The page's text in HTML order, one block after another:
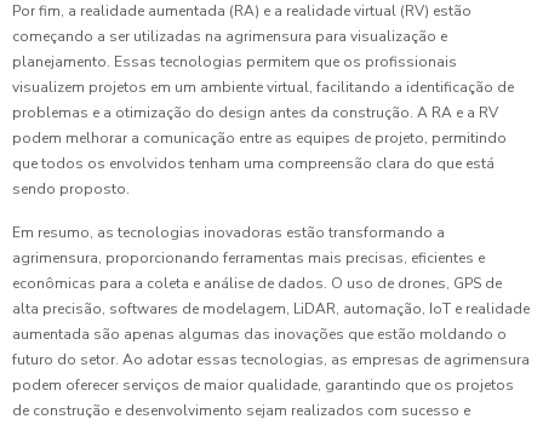
Por fim, a realidade aumentada (RA) e a realidade virtual (RV) estão
começando a ser utilizadas na agrimensura para visualização e
planejamento. Essas tecnologias permitem que os profissionais
visualizem projetos em um ambiente virtual, facilitando a identificação de
problemas e a otimização do design antes da construção. A RA e a RV
podem melhorar a comunicação entre as equipes de projeto, permitindo
que todos os envolvidos tenham uma compreensão clara do que está
sendo proposto.
Em resumo, as tecnologias inovadoras estão transformando a
agrimensura, proporcionando ferramentas mais precisas, eficientes e
econômicas para a coleta e análise de dados. O uso de drones, GPS de
alta precisão, softwares de modelagem, LiDAR, automação, IoT e realidade
aumentada são apenas algumas das inovações que estão moldando o
futuro do setor. Ao adotar essas tecnologias, as empresas de agrimensura
podem oferecer serviços de maior qualidade, garantindo que os projetos
de construção e desenvolvimento sejam realizados com sucesso e